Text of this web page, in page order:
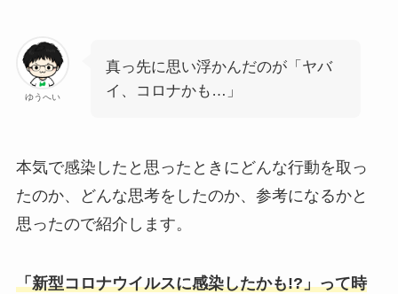
ゆうへい
真っ先に思い浮かんだのが「ヤバ
イ、コロナかも…」
本気で感染したと思ったときにどんな行動を取っ
たのか、どんな思考をしたのか、参考になるかと
思ったので紹介します。
「新型コロナウイルスに感染したかも!?」って時